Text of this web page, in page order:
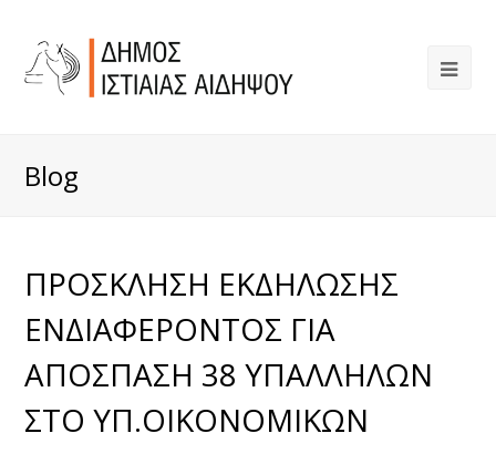
Blog
ΠΡΟΣΚΛΗΣΗ ΕΚΔΗΛΩΣΗΣ
ΕΝΔΙΑΦΕΡΟΝΤΟΣ ΓΙΑ
ΑΠΟΣΠΑΣΗ 38 ΥΠΑΛΛΗΛΩΝ
ΣΤΟ ΥΠ.ΟΙΚΟΝΟΜΙΚΩΝ